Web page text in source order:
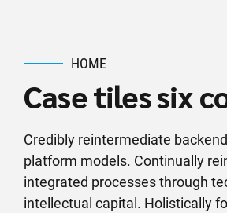
HOME
Case tiles six
Credibly reintermediate
platform models. Continually
integrated processes through
intellectual capital. Holistically